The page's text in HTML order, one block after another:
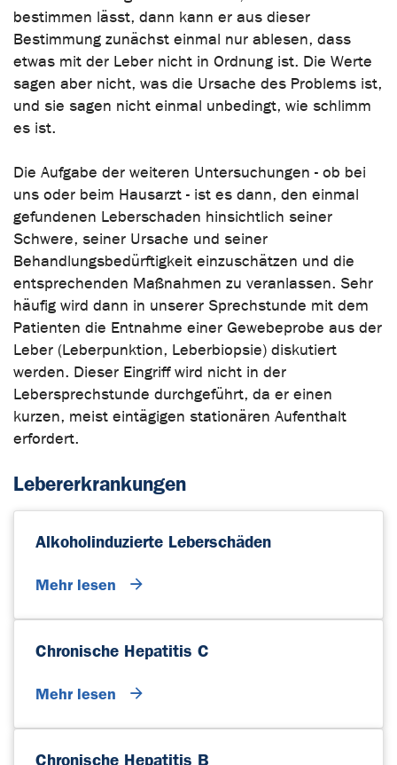
bestimmen lässt, dann kann er aus dieser
Bestimmung zunächst einmal nur ablesen, dass
etwas mit der Leber nicht in Ordnung ist. Die Werte
sagen aber nicht, was die Ursache des Problems ist,
und sie sagen nicht einmal unbedingt, wie schlimm
es ist.
Die Aufgabe der weiteren Untersuchungen - ob bei
uns oder beim Hausarzt - ist es dann, den einmal
gefundenen Leberschaden hinsichtlich seiner
Schwere, seiner Ursache und seiner
Behandlungsbedürftigkeit einzuschätzen und die
entsprechenden Maßnahmen zu veranlassen. Sehr
häufig wird dann in unserer Sprechstunde mit dem
Patienten die Entnahme einer Gewebeprobe aus der
Leber (Leberpunktion, Leberbiopsie) diskutiert
werden. Dieser Eingriff wird nicht in der
Lebersprechstunde durchgeführt, da er einen
kurzen, meist eintägigen stationären Aufenthalt
erfordert.
Lebererkrankungen
Alkoholinduzierte Leberschäden
Mehr lesen
Chronische Hepatitis C
Mehr lesen
Chronische Hepatitis B